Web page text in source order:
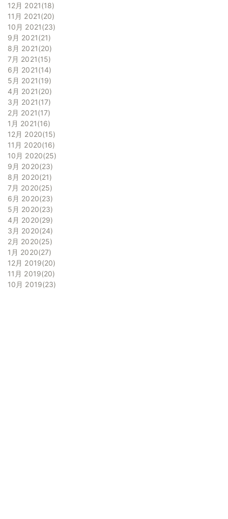
12月 2021 18
11月 2021 20
10月 2021 23
9月 2021 21
8月 2021 20
7月 2021 15
6月 2021 14
5月 2021 19
4月 2021 20
3月 2021 17
2月 2021 17
1月 2021 16
12月 2020 15
11月 2020 16
10月 2020 25
9月 2020 23
8月 2020 21
7月 2020 25
6月 2020 23
5月 2020 23
4月 2020 29
3月 2020 24
2月 2020 25
1月 2020 27
12月 2019 20
11月 2019 20
10月 2019 23